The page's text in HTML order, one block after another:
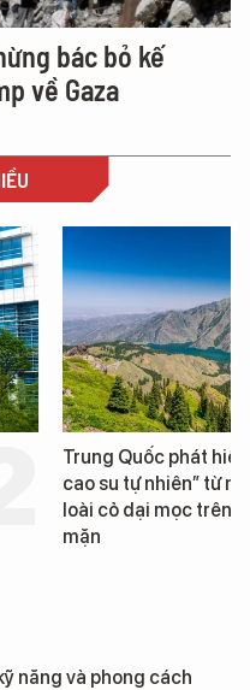
bác bỏ kế
về Gaza
Loạt dự án bất động
Đà Nẵng sắp bị kiểm
năng và phong cách